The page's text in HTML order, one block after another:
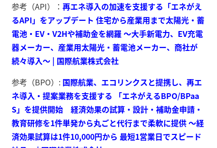
参考（API）： 再エネ導入の加速を支援する「エネがえ
るAPI」をアップデート 住宅から産業用まで太陽光・蓄
電池・EV・V2Hや補助金を網羅 ～大手新電力、EV充電
器メーカー、産業用太陽光・蓄電池メーカー、商社が
続々導入～ | 国際航業株式会社
参考（BPO）: 国際航業、エコリンクスと提携し、再エ
ネ導入・提案業務を支援する 「エネがえるBPO/BPaa
S」を提供開始 経済効果の試算・設計・補助金申請・
教育研修を1件単発から丸ごと代行まで柔軟に提供 ～経
済効果試算は1件10,000円から 最短1営業日でスピード